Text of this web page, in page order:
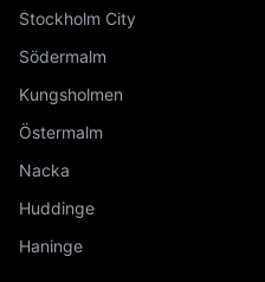
Stockholm City
Södermalm
Kungsholmen
Östermalm
Nacka
Huddinge
Haninge